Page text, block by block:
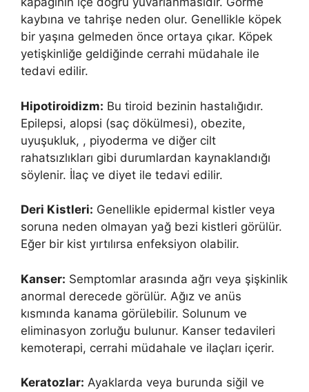
kaybına ve tahrişe neden olur. Genellikle köpek
bir yaşına gelmeden önce ortaya çıkar. Köpek
yetişkinliğe geldiğinde cerrahi müdahale ile
tedavi edilir.
Hipotiroidizm: Bu tiroid bezinin hastalığıdır.
Epilepsi, alopsi (saç dökülmesi), obezite,
uyuşukluk, , piyoderma ve diğer cilt
rahatsızlıkları gibi durumlardan kaynaklandığı
söylenir. İlaç ve diyet ile tedavi edilir.
Deri Kistleri: Genellikle epidermal kistler veya
soruna neden olmayan yağ bezi kistleri görülür.
Eğer bir kist yırtılırsa enfeksiyon olabilir.
Kanser: Semptomlar arasında ağrı veya şişkinlik
anormal derecede görülür. Ağız ve anüs
kısmında kanama görülebilir. Solunum ve
eliminasyon zorluğu bulunur. Kanser tedavileri
kemoterapi, cerrahi müdahale ve ilaçları içerir.
Keratozlar: Ayaklarda veya burunda siğil ve